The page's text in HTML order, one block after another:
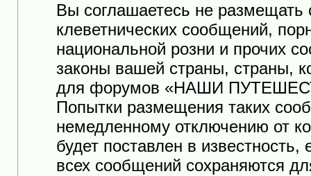
Вы соглашаетесь не
клеветнических сообщений,
национальной розни и прочих
законы вашей страны, страны,
для форумов «НАШИ
Попытки размещения таких
немедленному отключению от
будет поставлен в
всех сообщений сохраняются